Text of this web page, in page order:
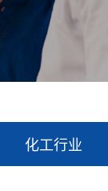
化工行业